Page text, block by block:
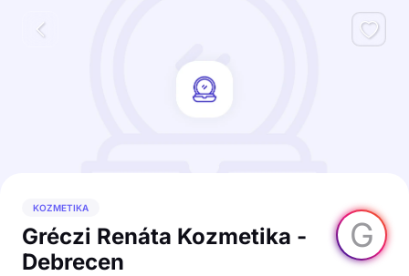
G
KOZMETIKA
Gréczi Renáta Kozmetika -
Debrecen